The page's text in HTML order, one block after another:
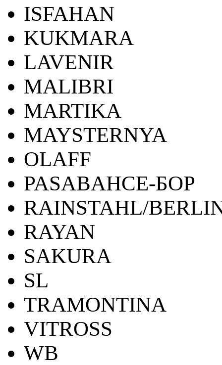
ISFAHAN
KUKMARA
LAVENIR
MALIBRI
MARTIKA
MAYSTERNYA
OLAFF
PASABAHCE-БОР
RAINSTAHL/
RAYAN
SAKURA
SL
TRAMONTINA
VITROSS
WB